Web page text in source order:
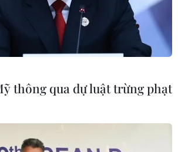
thông qua dự luật trừng phạt